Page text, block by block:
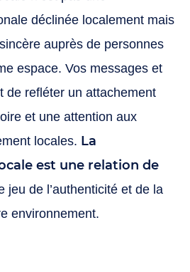
déclinée localement mais
auprès de personnes
espace. Vos messages et
de refléter un attachement
et une attention aux
locales. La
est une relation de
jeu de l’authenticité et de la
environnement.